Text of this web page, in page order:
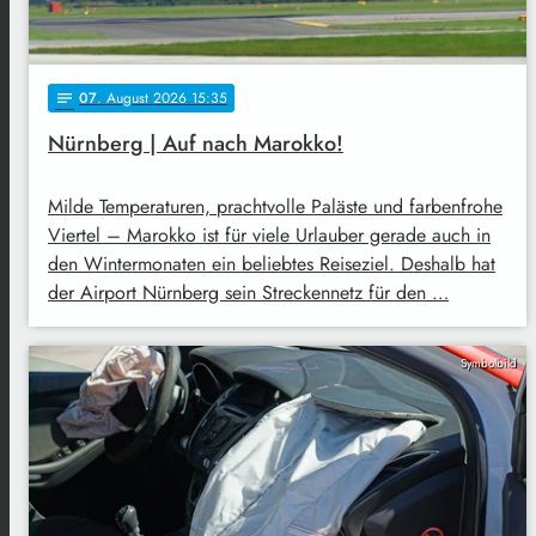
notes 07. August 2026 15:35
Nürnberg | Auf nach Marokko!
Milde Temperaturen, prachtvolle Paläste und farbenfrohe
Viertel – Marokko ist für viele Urlauber gerade auch in
den Wintermonaten ein beliebtes Reiseziel. Deshalb hat
der Airport Nürnberg sein Streckennetz für den …
Symbolbild